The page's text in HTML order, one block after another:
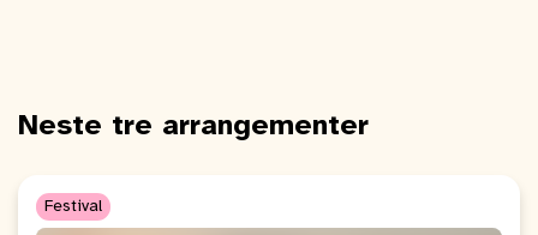
Neste tre arrangementer
Festival